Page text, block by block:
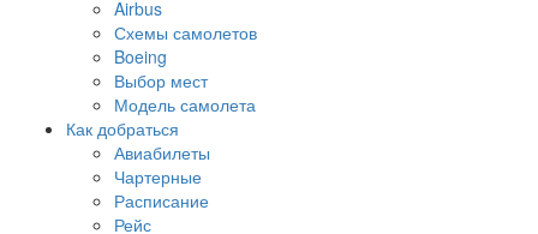
Airbus
Схемы самолетов
Boeing
Выбор мест
Модель самолета
Как добраться
Авиабилеты
Чартерные
Расписание
Рейс